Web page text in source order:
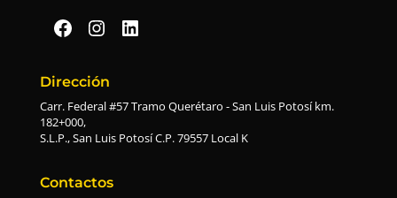
Securital en Facebook
Securital en Instagram
Securital en Linkedin
Dirección
Carr. Federal #57 Tramo Querétaro - San Luis Potosí km.
182+000,
S.L.P., San Luis Potosí C.P. 79557 Local K
Contactos